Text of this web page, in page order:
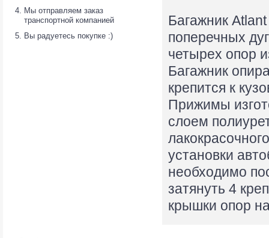
Мы отправляем заказ
транспортной компанией
Вы радуетесь покупке :)
Багажник
поперечных
четырех опор
Багажник
крепится к
Прижимы
слоем
установки
необходимо
затянуть 4
крышки опор